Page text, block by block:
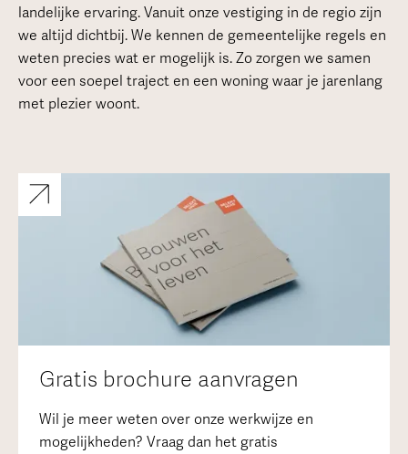
landelijke ervaring. Vanuit onze vestiging in de regio zijn
we altijd dichtbij. We kennen de gemeentelijke regels en
weten precies wat er mogelijk is. Zo zorgen we samen
voor een soepel traject en een woning waar je jarenlang
met plezier woont.
Gratis brochure aanvragen
Wil je meer weten over onze werkwijze en
mogelijkheden? Vraag dan het gratis